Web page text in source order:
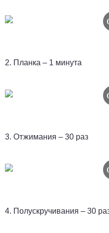
2. Планка – 1 минута
3. Отжимания – 30 раз
4. Полускручивания – 30